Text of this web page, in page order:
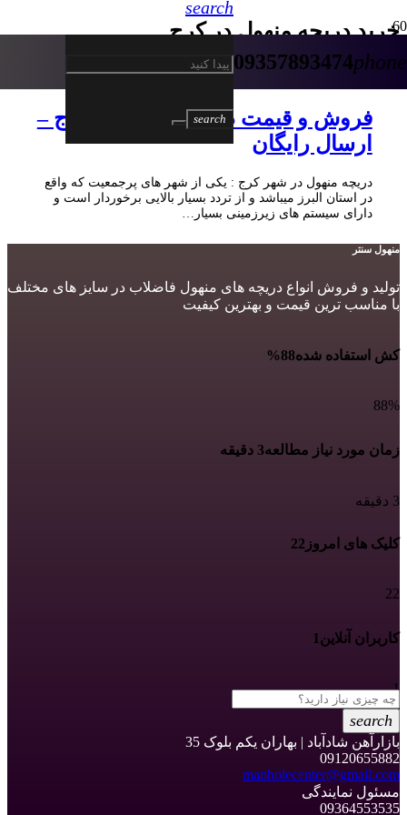
09357893474phone
search
search
خرید دریچه منهول در کرج
فروش و قیمت دریچه منهول در کرج –
ارسال رایگان
دریچه منهول در شهر کرج : یکی از شهر های پرجمعیت که واقع
در استان البرز میباشد و از تردد بسیار بالایی برخوردار است و
دارای سیستم های زیرزمینی بسیار…
منهول سنتر
تولید و فروش انواع دریچه های منهول فاضلاب در سایز های مختلف
با مناسب ترین قیمت و بهترین کیفیت
کش استفاده شده88%
88%
زمان مورد نیاز مطالعه3 دقیقه
3 دقیقه
کلیک های امروز 22
22
کاربران آنلاین 1
1
search
بازارآهن شادآباد | بهاران یکم بلوک 35
09120655882
manholecenter@gmail.com
مسئول نمایندگی
09364553535